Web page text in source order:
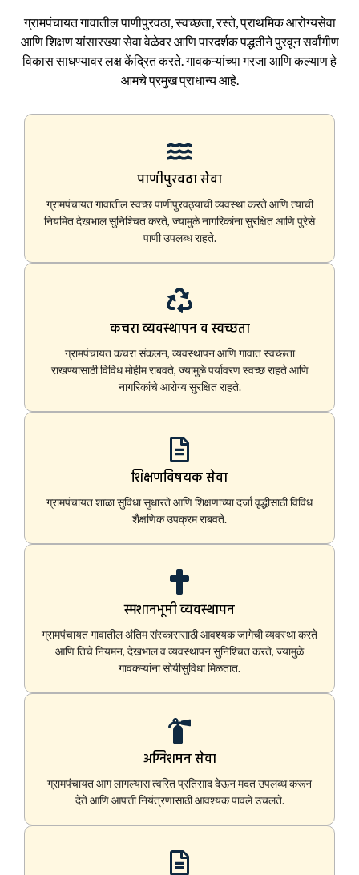
ग्रामपंचायत गावातील पाणीपुरवठा, स्वच्छता, रस्ते, प्राथमिक आरोग्यसेवा
आणि शिक्षण यांसारख्या सेवा वेळेवर आणि पारदर्शक पद्धतीने पुरवून सर्वांगीण
विकास साधण्यावर लक्ष केंद्रित करते. गावकऱ्यांच्या गरजा आणि कल्याण हे
आमचे प्रमुख प्राधान्य आहे.
पाणीपुरवठा सेवा
ग्रामपंचायत गावातील स्वच्छ पाणीपुरवठ्याची व्यवस्था करते आणि त्याची
नियमित देखभाल सुनिश्चित करते, ज्यामुळे नागरिकांना सुरक्षित आणि पुरेसे
पाणी उपलब्ध राहते.
कचरा व्यवस्थापन व स्वच्छता
ग्रामपंचायत कचरा संकलन, व्यवस्थापन आणि गावात स्वच्छता
राखण्यासाठी विविध मोहीम राबवते, ज्यामुळे पर्यावरण स्वच्छ राहते आणि
नागरिकांचे आरोग्य सुरक्षित राहते.
शिक्षणविषयक सेवा
ग्रामपंचायत शाळा सुविधा सुधारते आणि शिक्षणाच्या दर्जा वृद्धीसाठी विविध
शैक्षणिक उपक्रम राबवते.
स्मशानभूमी व्यवस्थापन
ग्रामपंचायत गावातील अंतिम संस्कारासाठी आवश्यक जागेची व्यवस्था करते
आणि तिचे नियमन, देखभाल व व्यवस्थापन सुनिश्चित करते, ज्यामुळे
गावकऱ्यांना सोयीसुविधा मिळतात.
अग्निशमन सेवा
ग्रामपंचायत आग लागल्यास त्वरित प्रतिसाद देऊन मदत उपलब्ध करून
देते आणि आपत्ती नियंत्रणासाठी आवश्यक पावले उचलते.